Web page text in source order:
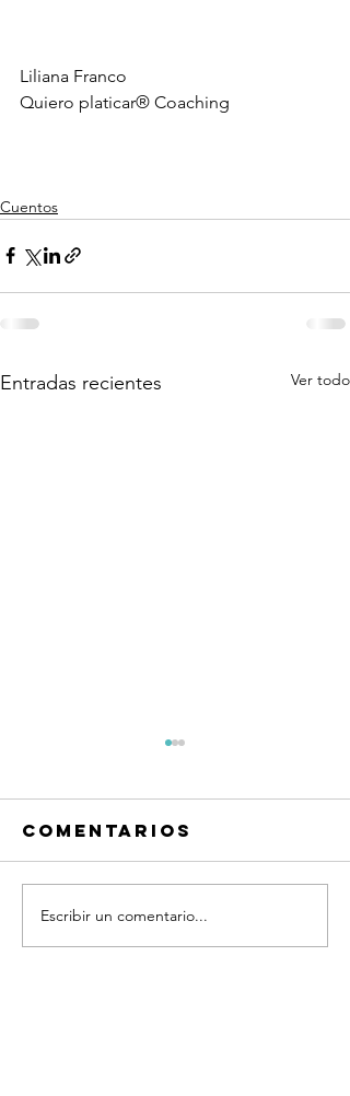
Liliana Franco
Quiero platicar® Coaching
Cuentos
Entradas recientes Ver todo
Más allá de
juicios
Comentarios
Escribir un comentario...